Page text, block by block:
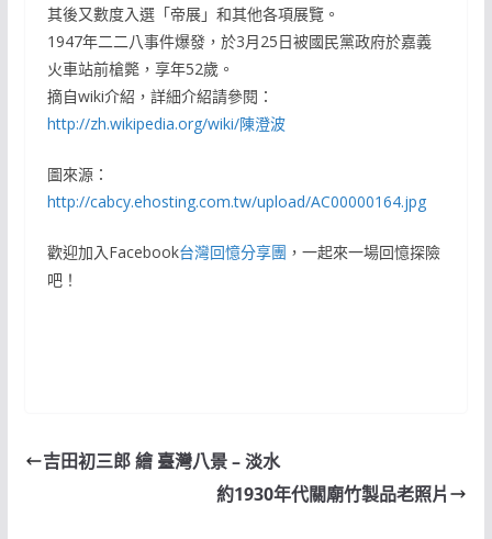
其後又數度入選「帝展」和其他各項展覽。
1947年二二八事件爆發，於3月25日被國民黨政府於嘉義
火車站前槍斃，享年52歲。
摘自wiki介紹，詳細介紹請參閱：
http://zh.wikipedia.org/wiki/陳澄波
圖來源：
http://cabcy.ehosting.com.tw/upload/AC00000164.jpg
歡迎加入Facebook台灣回憶分享團 ，一起來一場回憶探險
吧！
吉田初三郎 繪 臺灣八景 – 淡水
約1930年代關廟竹製品老照片